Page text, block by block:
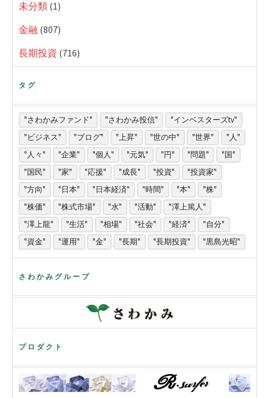
未分類 (1)
金融 (807)
長期投資 (716)
タグ
"さわかみファンド" "さわかみ投信"
"インベスターズtv"
"ビジネス"
"ブログ" "上昇" "世の中" "世界"
"人"
"人々"
"企業" "個人" "元気" "円" "問題"
"国"
"国民"
"家" "応援" "成長" "投資"
"投資家"
"方向"
"日本" "日本経済" "時間" "本"
"株"
"株価"
"株式市場" "水" "活動"
"澤上篤人"
"澤上龍"
"生活" "相場" "社会" "経済"
"自分"
"資金"
"運用" "金" "長期" "長期投資" "黒島光昭"
さわかみグループ
プロダクト